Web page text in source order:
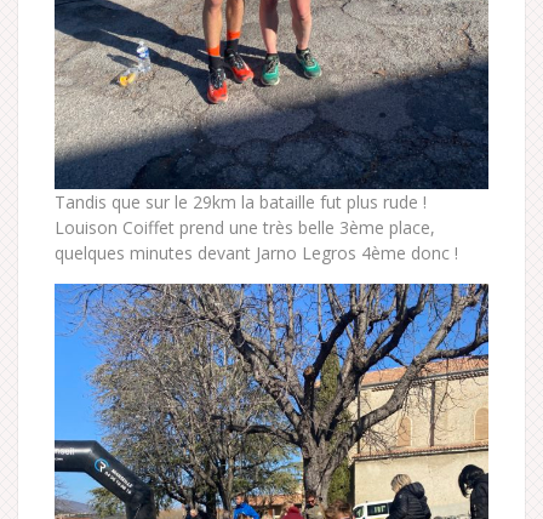
Tandis que sur le 29km la bataille fut plus rude !
Louison Coiffet prend une très belle 3ème place,
quelques minutes devant Jarno Legros 4ème donc !